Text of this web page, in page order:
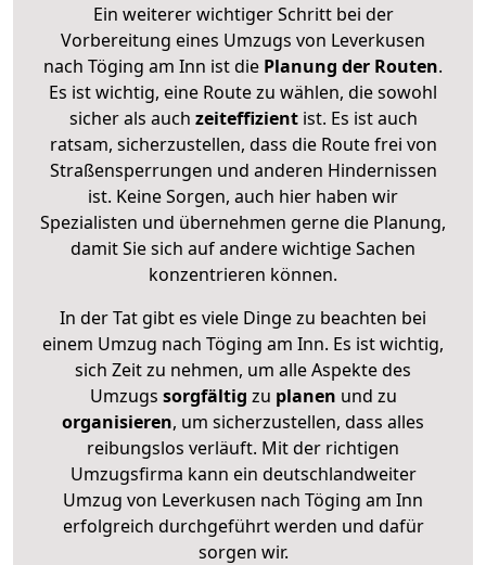
Ein weiterer wichtiger Schritt bei der
Vorbereitung eines Umzugs von Leverkusen
nach Töging am Inn ist die Planung der Routen.
Es ist wichtig, eine Route zu wählen, die sowohl
sicher als auch zeiteffizientist. Es ist auch
ratsam, sicherzustellen, dass die Route frei von
Straßensperrungen und anderen Hindernissen
ist. Keine Sorgen, auch hier haben wir
Spezialisten und übernehmen gerne die Planung,
damit Sie sich auf andere wichtige Sachen
konzentrieren können.
In der Tat gibt es viele Dinge zu beachten bei
einem Umzug nach Töging am Inn. Es ist wichtig,
sich Zeit zu nehmen, um alle Aspekte des
Umzugs sorgfältig zu planen und zu
organisieren, um sicherzustellen, dass alles
reibungslos verläuft. Mit der richtigen
Umzugsfirma kann ein deutschlandweiter
Umzug von Leverkusen nach Töging am Inn
erfolgreich durchgeführt werden und dafür
sorgen wir.